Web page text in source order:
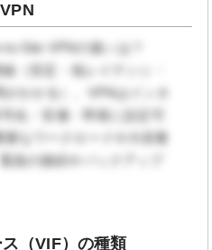
Site VPNの違いは？
（安定・低レイテンシ・
かかる）。VPNはインタ
化・安価・即座に設定可
なワークロードや大容量
急の接続やバックアップ
（VIF）の種類